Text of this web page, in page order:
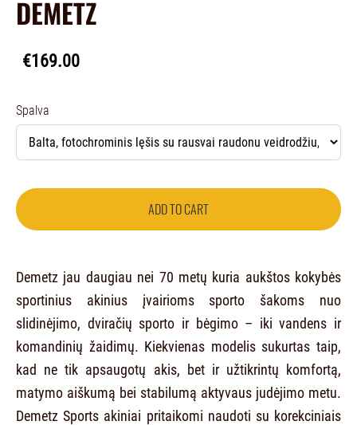
DEMETZ
€169.00
Spalva
ADD TO CART
Demetz jau daugiau nei 70 metų kuria aukštos kokybės
sportinius akinius įvairioms sporto šakoms nuo
slidinėjimo, dviračių sporto ir bėgimo – iki vandens ir
komandinių žaidimų. Kiekvienas modelis sukurtas taip,
kad ne tik apsaugotų akis, bet ir užtikrintų komfortą,
matymo aiškumą bei stabilumą aktyvaus judėjimo metu.
Demetz Sports akiniai pritaikomi naudoti su korekciniais